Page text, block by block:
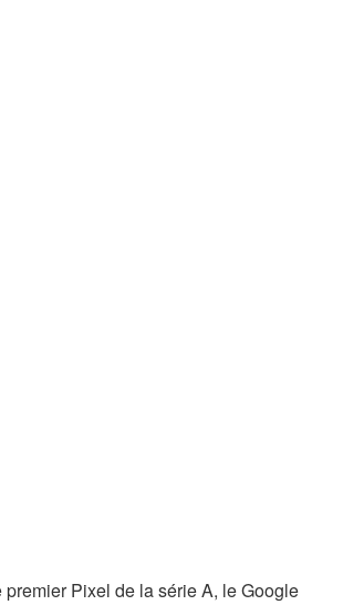
Pixel de la série A, le Google